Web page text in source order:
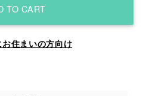
TO CART
お住まいの方向け